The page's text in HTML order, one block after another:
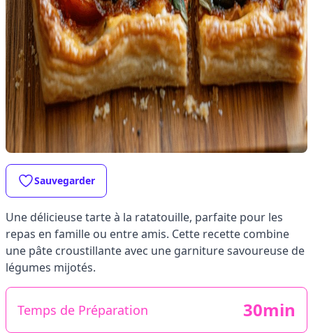
Sauvegarder
Une délicieuse tarte à la ratatouille, parfaite pour les
repas en famille ou entre amis. Cette recette combine
une pâte croustillante avec une garniture savoureuse de
légumes mijotés.
Temps de Préparation 30min